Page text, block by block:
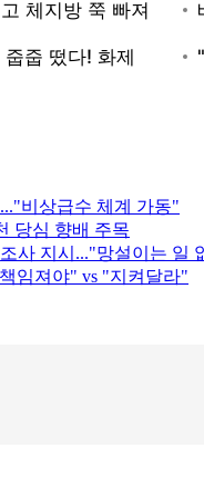
비상급수 체계 가동"
당심 향배 주목
사 지시..."망설이는 일
임져야" vs "지켜달라"